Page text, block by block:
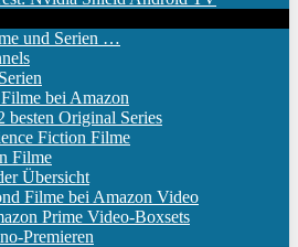
und Serien …
bei Amazon
Original Series
Fiction Filme
Filme
Übersicht
Filme bei Amazon Video
Prime Video-Boxsets
Premieren